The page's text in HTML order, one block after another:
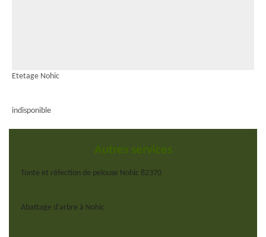
Etetage Nohic
indisponible
Autres services
Tonte et réfection de pelouse Nohic 82370
Abattage d'arbre à Nohic